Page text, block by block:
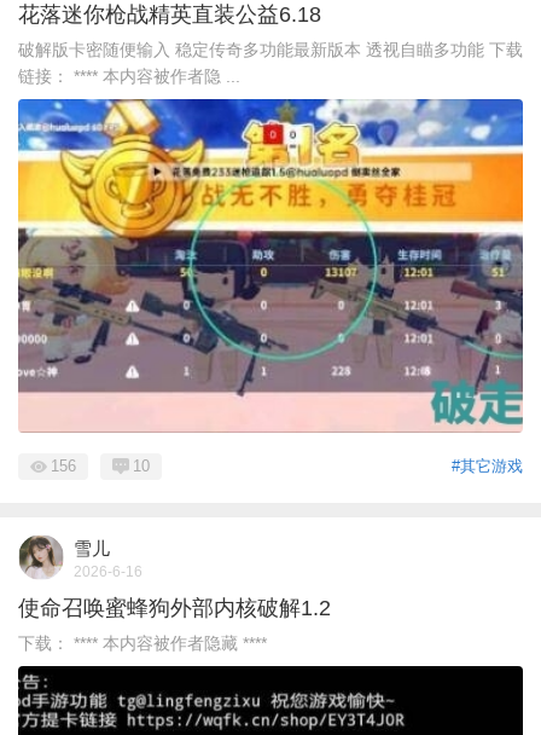
花落迷你枪战精英直装公益6.18
破解版卡密随便输入 稳定传奇多功能最新版本 透视自瞄多功能 下载
链接： **** 本内容被作者隐 ...
#其它游戏
156 10
雪儿
2026-6-16
使命召唤蜜蜂狗外部内核破解1.2
下载： **** 本内容被作者隐藏 ****